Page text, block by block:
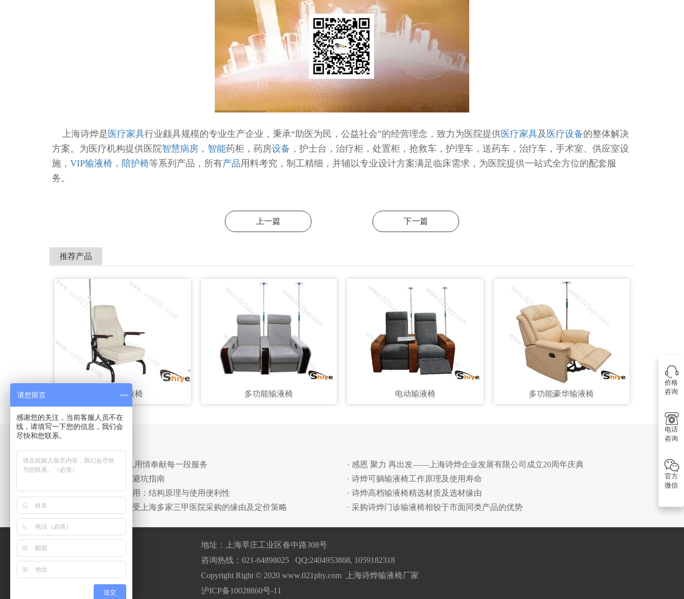
上海诗烨是 医疗家具行业颇具规模的专业生产企业，秉承“助医为民，公益社会”的经营理念，致力为医院提供医疗家具及 医疗设备的整体解决
方案。为医疗机构提供医院智慧病房 ， 智能药柜，药房设备 ，护士台，治疗柜，处置柜，抢救车，护理车，送药车，治疗车，手术室、供应室设
施， VIP输液椅 ， 陪护椅等系列产品，所有产品用料考究，制工精细，并辅以专业设计方案满足临床需求，为医院提供一站式全方位的配套服
务。
上一篇 下一篇
推荐产品
豪华输液椅 多功能输液椅 电动输液椅 多功能豪华输液椅
· 用心铸就每一份产品,用情奉献每一段服务
· 感恩 聚力 再出发——上海诗烨企业发展有限公司成立20周年庆典
· 诗烨豪华输液椅采购避坑指南
· 诗烨可躺输液椅工作原理及使用寿命
· 诗烨输液沙发椅床两用：结构原理与使用便利性
· 诗烨高档输液椅精选材质及选材缘由
· 诗烨标准款点滴椅广受上海多家三甲医院采购的缘由及定价策略
· 采购诗烨门诊输液椅相较于市面同类产品的优势
400-820-8669
（工作日8：00~17.30）
地址：上海莘庄工业区春中路308号
咨询热线：021-64898025 QQ:2404953868, 1059182318
Copyright Right © 2020 www.021phy.com 上海诗烨输液椅厂家
沪ICP备10028860号-11
价格
咨询
电话
咨询
官方
微信
请您留言
感谢您的关注，当前客服人员不在
线，请填写一下您的信息，我们会
尽快和您联系。
提交